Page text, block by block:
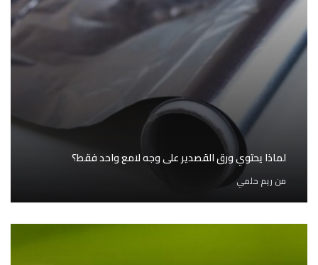
لماذا يحتوي ورق القصدير على وجه لامع واحد فقط؟
من ريم حلمي